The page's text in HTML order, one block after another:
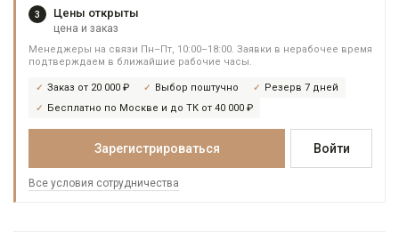
3 Цены открыты
цена и заказ
Менеджеры на связи Пн–Пт, 10:00–18:00. Заявки в нерабочее время
подтверждаем в ближайшие рабочие часы.
Заказ от 20 000 ₽ Выбор поштучно
Резерв 7 дней
Бесплатно по Москве и до ТК от 40 000 ₽
Зарегистрироваться Войти
Все условия сотрудничества